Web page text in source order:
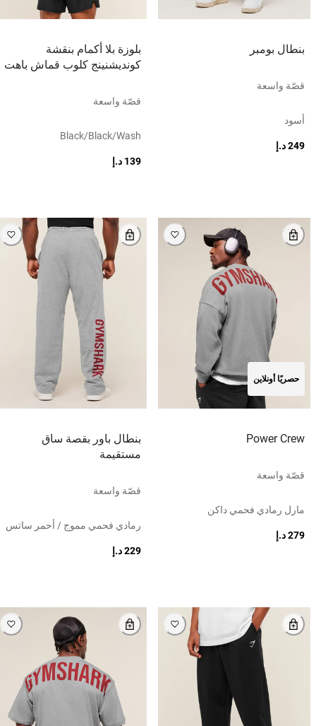
بنطال بومبر
قصّة واسعة
أسود
249 د.إ
بلوزة بلا أكمام بنقشة
كونديشنينج كلوب قماش باهت
قصّة واسعة
Black/black/wash
139 د.إ
حصريًا أونلاين
Power Crew
قصّة واسعة
مارل رمادي فحمي داكن
279 د.إ
بنطال باور بقصة ساق
مستقيمة
قصّة واسعة
رمادي فحمي مموج / أحمر ساتس
229 د.إ